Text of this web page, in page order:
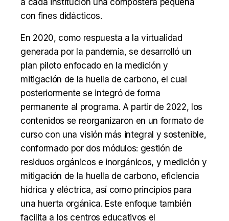
con fines didácticos.
En 2020, como respuesta a la virtualidad
generada por la pandemia, se desarrolló un
plan piloto enfocado en la medición y
mitigación de la huella de carbono, el cual
posteriormente se integró de forma
permanente al programa. A partir de 2022, los
contenidos se reorganizaron en un formato de
curso con una visión más integral y sostenible,
conformado por dos módulos: gestión de
residuos orgánicos e inorgánicos, y medición y
mitigación de la huella de carbono, eficiencia
hídrica y eléctrica, así como principios para
una huerta orgánica. Este enfoque también
facilita a los centros educativos el